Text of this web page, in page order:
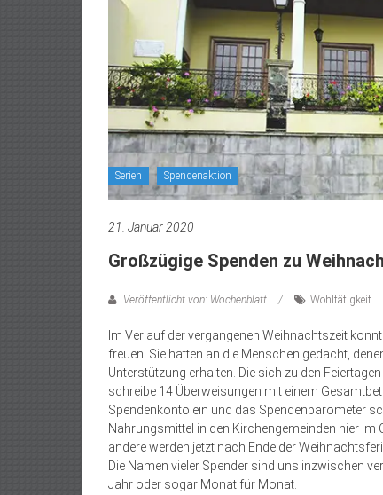
Serien Spendenaktion
21. Januar 2020
Großzügige Spenden zu
Veröffentlicht von: Wochenblatt Wohltätigkeit
Im Verlauf der vergangenen Weihnachtszeit
freuen. Sie hatten an die Menschen gedacht,
Unterstützung erhalten. Die sich zu den
schreibe 14 Überweisungen mit einem
Spendenkonto ein und das Spendenbarometer
Nahrungsmittel in den Kirchengemeinden hier
andere werden jetzt nach Ende der
Die Namen vieler Spender sind uns inzwischen
Jahr oder sogar Monat für Monat.